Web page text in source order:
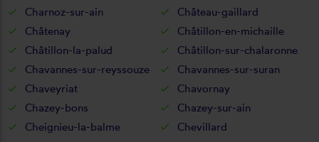
Charnoz-sur-ain
Château-gaillard
Châtenay
Châtillon-en-michaille
Châtillon-la-palud
Châtillon-sur-chalaronne
Chavannes-sur-reyssouze
Chavannes-sur-suran
Chaveyriat
Chavornay
Chazey-bons
Chazey-sur-ain
Cheignieu-la-balme
Chevillard